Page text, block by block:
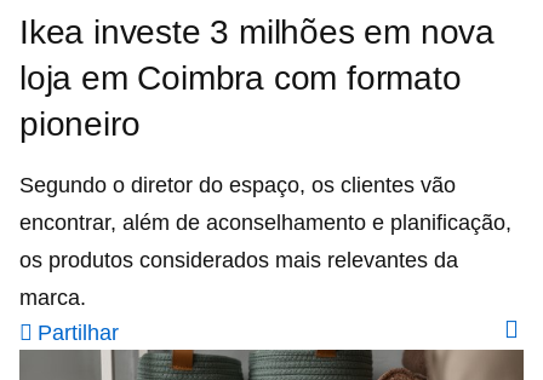
Ikea investe 3 milhões em nova
loja em Coimbra com formato
pioneiro
Segundo o diretor do espaço, os clientes vão
encontrar, além de aconselhamento e planificação,
os produtos considerados mais relevantes da
marca.
Partilhar